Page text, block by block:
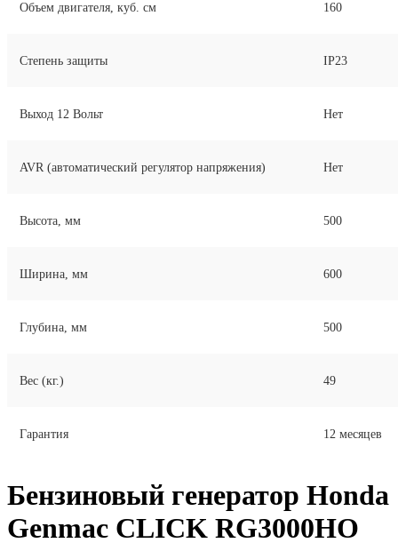
Объем двигателя, куб. см 160
Степень защиты IP23
Выход 12 Вольт Нет
AVR (автоматический регулятор напряжения) Нет
Высота, мм 500
Ширина, мм 600
Глубина, мм 500
Вес (кг.) 49
Гарантия 12 месяцев
Бензиновый генератор Honda
Genmac CLICK RG3000HO